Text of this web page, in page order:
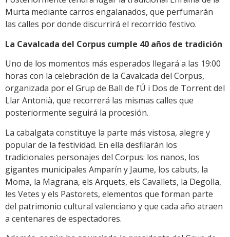
Murta mediante carros engalanados, que perfumarán
las calles por donde discurrirá el recorrido festivo.
La Cavalcada del Corpus cumple 40 años de tradición
Uno de los momentos más esperados llegará a las 19:00
horas con la celebración de la Cavalcada del Corpus,
organizada por el Grup de Ball de l’Ú i Dos de Torrent del
Llar Antonià, que recorrerá las mismas calles que
posteriormente seguirá la procesión.
La cabalgata constituye la parte más vistosa, alegre y
popular de la festividad. En ella desfilarán los
tradicionales personajes del Corpus: los nanos, los
gigantes municipales Amparín y Jaume, los cabuts, la
Moma, la Magrana, els Arquets, els Cavallets, la Degolla,
les Vetes y els Pastorets, elementos que forman parte
del patrimonio cultural valenciano y que cada año atraen
a centenares de espectadores.